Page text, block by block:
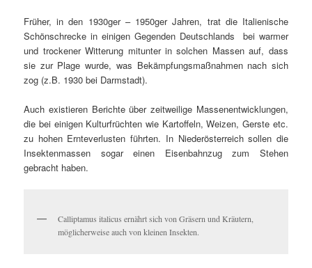
Früher, in den 1930ger – 1950ger Jahren, trat die Italienische
Schönschrecke in einigen Gegenden Deutschlands bei warmer
und trockener Witterung mitunter in solchen Massen auf, dass
sie zur Plage wurde, was Bekämpfungsmaßnahmen nach sich
zog (z.B. 1930 bei Darmstadt).
Auch existieren Berichte über zeitweilige Massenentwicklungen,
die bei einigen Kulturfrüchten wie Kartoffeln, Weizen, Gerste etc.
zu hohen Ernteverlusten führten. In Niederösterreich sollen die
Insektenmassen sogar einen Eisenbahnzug zum Stehen
gebracht haben.
Calliptamus italicus ernährt sich von Gräsern und Kräutern,
möglicherweise auch von kleinen Insekten.